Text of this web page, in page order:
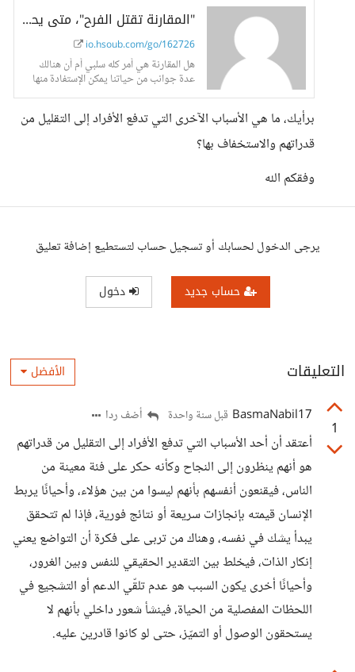
"المقارنة تقتل الفرح"، متى يحق للمرء أن يقارن نفسه مع غيره؟ - حسوب I/O
io.hsoub.com/go/162726
هل المقارنة هي أمر كله سلبي أم أن هنالك
عدة جوانب من حياتنا يمكن الإستفادة منها
برأيك، ما هي الأسباب الآخرى التي تدفع الأفراد إلى التقليل من
قدراتهم والاستخفاف بها؟
وفقكم الله
يرجى الدخول لحسابك أو تسجيل حساب لتستطيع إضافة تعليق
حساب جديد دخول
التعليقات الأفضل
1
BasmaNabil17 قبل سنة واحدة أضف ردا
أعتقد أن أحد الأسباب التي تدفع الأفراد إلى التقليل من قدراتهم
هو أنهم ينظرون إلى النجاح وكأنه حكر على فئة معينة من
الناس، فيقنعون أنفسهم بأنهم ليسوا من بين هؤلاء، وأحيانًا يربط
الإنسان قيمته بإنجازات سريعة أو نتائج فورية، فإذا لم تتحقق
يبدأ يشك في نفسه، وهناك من تربى على فكرة أن التواضع يعني
إنكار الذات، فيخلط بين التقدير الحقيقي للنفس وبين الغرور،
وأحيانًا أخرى يكون السبب هو عدم تلقّي الدعم أو التشجيع في
اللحظات المفصلية من الحياة، فينشأ شعور داخلي بأنهم لا
يستحقون الوصول أو التميّز، حتى لو كانوا قادرين عليه.